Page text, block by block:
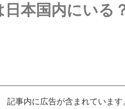
本国内にいる
記事内に広告が含まれています